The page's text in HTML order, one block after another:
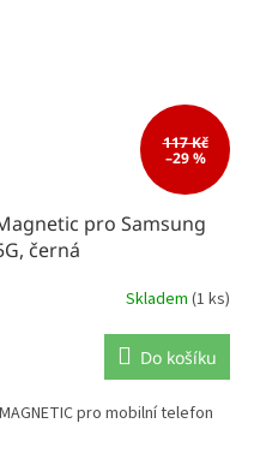
117 Kč
–29 %
pro Samsung
černá
Skladem (1 ks)
Do košíku
pro mobilní telefon